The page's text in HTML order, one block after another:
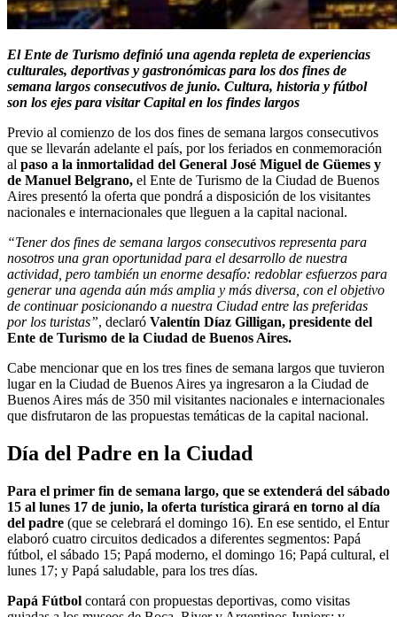
El Ente de Turismo definió una agenda repleta de experiencias
culturales, deportivas y gastronómicas para los dos fines de
semana largos consecutivos de junio. Cultura, historia y fútbol
son los ejes para visitar Capital en los findes largos
Previo al comienzo de los dos fines de semana largos consecutivos
que se llevarán adelante el país, por los feriados en conmemoración
al paso a la inmortalidad del General José Miguel de Güemes y
de Manuel Belgrano, el Ente de Turismo de la Ciudad de Buenos
Aires presentó la oferta que pondrá a disposición de los visitantes
nacionales e internacionales que lleguen a la capital nacional.
“Tener dos fines de semana largos consecutivos representa para
nosotros una gran oportunidad para el desarrollo de nuestra
actividad, pero también un enorme desafío: redoblar esfuerzos para
generar una agenda aún más amplia y más diversa, con el objetivo
de continuar posicionando a nuestra Ciudad entre las preferidas
por los turistas”, declaró Valentín Díaz Gilligan, presidente del
Ente de Turismo de la Ciudad de Buenos Aires.
Cabe mencionar que en los tres fines de semana largos que tuvieron
lugar en la Ciudad de Buenos Aires ya ingresaron a la Ciudad de
Buenos Aires más de 350 mil visitantes nacionales e internacionales
que disfrutaron de las propuestas temáticas de la capital nacional.
Día del Padre en la Ciudad
Para el primer fin de semana largo, que se extenderá del sábado
15 al lunes 17 de junio, la oferta turística girará en torno al día
del padre (que se celebrará el domingo 16). En ese sentido, el Entur
elaboró cuatro circuitos dedicados a diferentes segmentos: Papá
fútbol, el sábado 15; Papá moderno, el domingo 16; Papá cultural, el
lunes 17; y Papá saludable, para los tres días.
Papá Fútbol contará con propuestas deportivas, como visitas